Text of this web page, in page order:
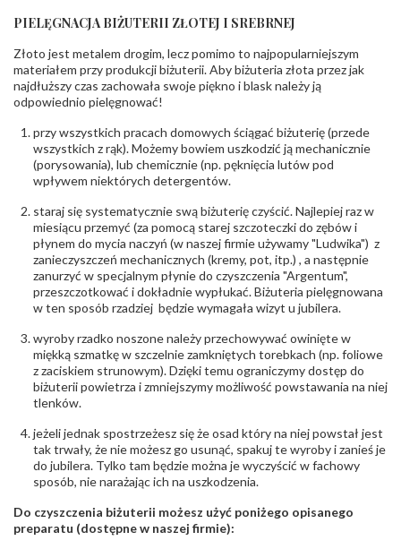
INNE PARAMETRY
Producent
odpowiedzialny:
PZ Stelmach Sp. z o.o. ul. Północna 22 45-805
Opole; NIP 7542889545; Tel. +48 77 54 90 100;
biuro@stelmach.pl
Bezpieczeństwo
ostrzeżenia:
Nie nadaje się dla dzieci w wieku poniżej 3 lat
zawierają nikiel
PIELĘGNACJA BIŻUTERII ZŁOTEJ I SREBRNEJ
Złoto jest metalem drogim, lecz pomimo to najpopularniejszym
materiałem przy produkcji biżuterii. Aby biżuteria złota przez jak
najdłuższy czas zachowała swoje piękno i blask należy ją
odpowiednio pielęgnować!
przy wszystkich pracach domowych ściągać biżuterię (przede
wszystkich z rąk). Możemy bowiem uszkodzić ją mechanicznie
(porysowania), lub chemicznie (np. pęknięcia lutów pod
wpływem niektórych detergentów.
staraj się systematycznie swą biżuterię czyścić. Najlepiej raz w
miesiącu przemyć (za pomocą starej szczoteczki do zębów i
płynem do mycia naczyń (w naszej firmie używamy "Ludwika") z
zanieczyszczeń mechanicznych (kremy, pot, itp.) , a następnie
zanurzyć w specjalnym płynie do czyszczenia "Argentum",
przeszczotkować i dokładnie wypłukać. Biżuteria pielęgnowana
w ten sposób rzadziej będzie wymagała wizyt u jubilera.
wyroby rzadko noszone należy przechowywać owinięte w
miękką szmatkę w szczelnie zamkniętych torebkach (np. foliowe
z zaciskiem strunowym). Dzięki temu ograniczymy dostęp do
biżuterii powietrza i zmniejszymy możliwość powstawania na niej
tlenków.
jeżeli jednak spostrzeżesz się że osad który na niej powstał jest
tak trwały, że nie możesz go usunąć, spakuj te wyroby i zanieś je
do jubilera. Tylko tam będzie można je wyczyścić w fachowy
sposób, nie narażając ich na uszkodzenia.
Do czyszczenia biżuterii możesz użyć poniżego opisanego
preparatu (dostępne w naszej firmie):